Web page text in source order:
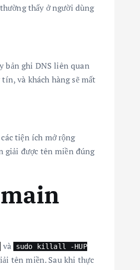
thấy ở người dùng
bản ghi DNS liên quan
và khách hàng sẽ mất
tiện ích mở rộng
giải được tên miền đúng
và
sudo killall -HUP
tên miền. Sau khi thực